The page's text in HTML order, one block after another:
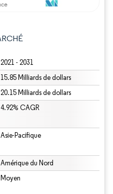
2021 - 2031
15.85 Milliards de dollars
20.15 Milliards de dollars
4.92% CAGR
Asie-Pacifique
Amérique du Nord
Moyen